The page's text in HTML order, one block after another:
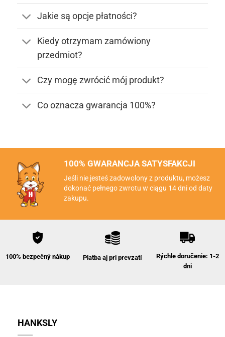
Jakie są opcje płatności?
Kiedy otrzymam zamówiony
przedmiot?
Czy mogę zwrócić mój produkt?
Co oznacza gwarancja 100%?
100% GWARANCJA SATYSFAKCJI
Jeśli nie jesteś zadowolony z produktu, możesz
dokonać pełnego zwrotu w ciągu 14 dni od daty
zakupu.
100% bezpečný nákup Platba aj pri prevzatí
Rýchle doručenie: 1-2
dni
HANKSLY